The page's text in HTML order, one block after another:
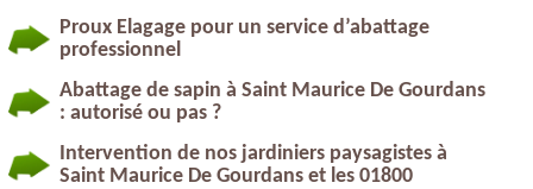
Proux Elagage pour un service d’abattage
professionnel
Abattage de sapin à Saint Maurice De Gourdans
: autorisé ou pas ?
Intervention de nos jardiniers paysagistes à
Saint Maurice De Gourdans et les 01800